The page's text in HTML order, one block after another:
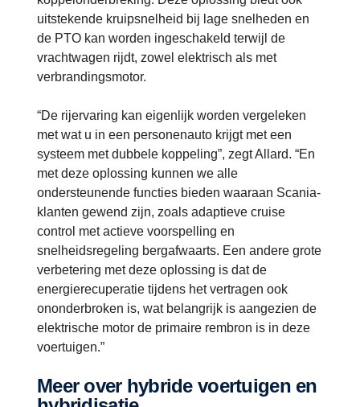
uitstekende kruipsnelheid bij lage snelheden en
de PTO kan worden ingeschakeld terwijl de
vrachtwagen rijdt, zowel elektrisch als met
verbrandingsmotor.
“De rijervaring kan eigenlijk worden vergeleken
met wat u in een personenauto krijgt met een
systeem met dubbele koppeling”, zegt Allard. “En
met deze oplossing kunnen we alle
ondersteunende functies bieden waaraan Scania-
klanten gewend zijn, zoals adaptieve cruise
control met actieve voorspelling en
snelheidsregeling bergafwaarts. Een andere grote
verbetering met deze oplossing is dat de
energierecuperatie tijdens het vertragen ook
ononderbroken is, wat belangrijk is aangezien de
elektrische motor de primaire rembron is in deze
voertuigen.”
Meer over hybride voertuigen en